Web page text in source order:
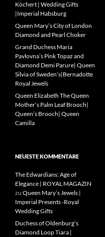
Köchert | Wedding Gifts
|Imperial Habsburg
Queen Mary’s City of London
Diamond and Pearl Choker
Grand Duchess Maria
Pavlovna’s Pink Topaz and
Diamond Demi Parure| Queen
Silvia of Sweden’s|Bernadotte
Royal Jewels
Queen Elizabeth The Queen
Mother’s Palm Leaf Brooch|
Queen’s Brooch| Queen
Camilla
NEUESTE KOMMENTARE
The Edwardians: Age of
Elegance | ROYAL MAGAZIN
zu Queen Mary’s Jewels |
Imperial Presents -Royal
Wedding Gifts
Duchess of Oldenburg’s
Diamond Loop Tiara |